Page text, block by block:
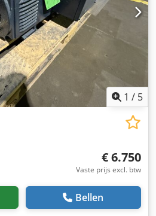
1 / 5
€ 6.750
Vaste prijs excl. btw
Bellen